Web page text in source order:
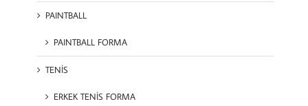
PAINTBALL
PAINTBALL FORMA
TENİS
ERKEK TENİS FORMA